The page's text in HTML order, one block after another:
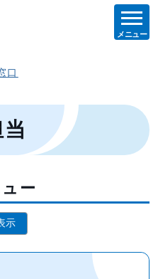
メニュー
口
ー
示